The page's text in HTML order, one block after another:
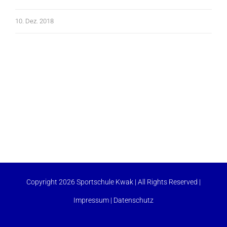
10. Dez. 2018
Copyright 2026 Sportschule Kwak | All Rights Reserved |
Impressum | Datenschutz